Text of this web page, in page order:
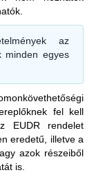
az
minden egyes
fel kell
EUDR rendelet
eredetű, illetve a
azok részeiből
is.
a kellő
ezeket az
kell és öt
„előállított”
az EUDR nem
a rendelet
előtt született.